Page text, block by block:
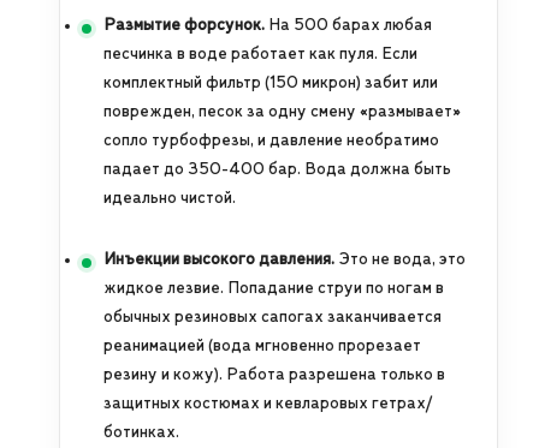
Размытие форсунок. На 500 барах любая
песчинка в воде работает как пуля. Если
комплектный фильтр (150 микрон) забит или
поврежден, песок за одну смену «размывает»
сопло турбофрезы, и давление необратимо
падает до 350-400 бар. Вода должна быть
идеально чистой.
Инъекции высокого давления. Это не вода, это
жидкое лезвие. Попадание струи по ногам в
обычных резиновых сапогах заканчивается
реанимацией (вода мгновенно прорезает
резину и кожу). Работа разрешена только в
защитных костюмах и кевларовых гетрах/
ботинках.